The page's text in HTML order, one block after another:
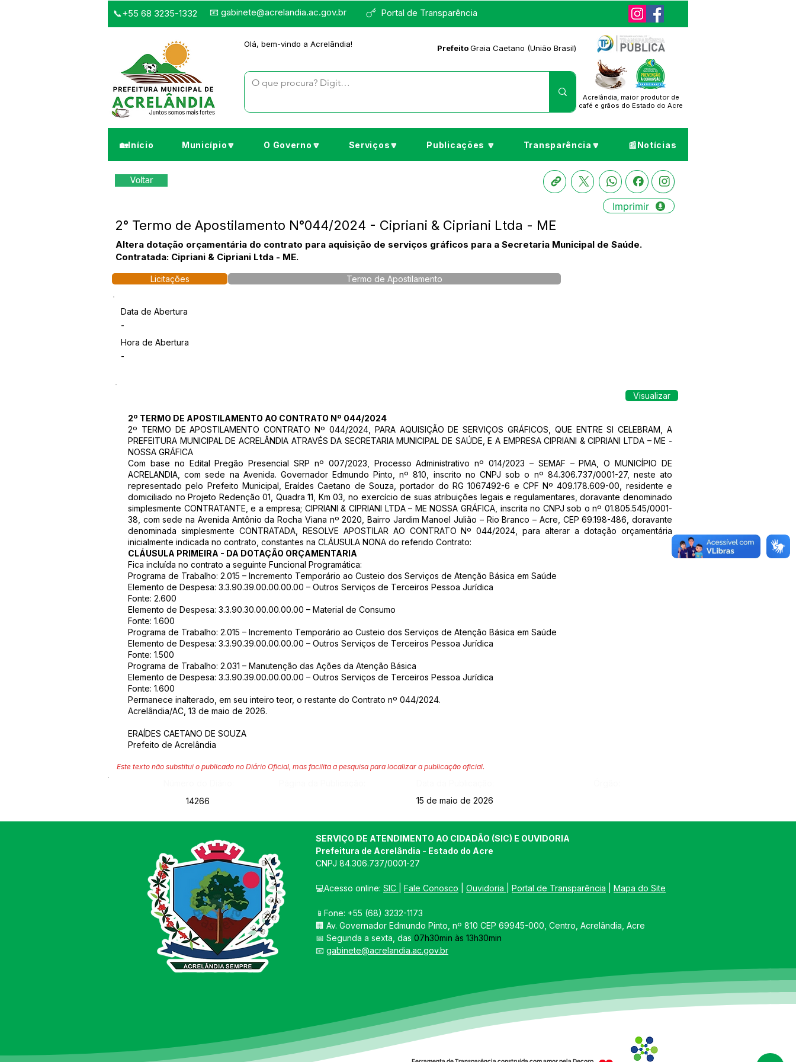
Portal de Transparência
📞+55 68 3235-1332 📧 gabinete@acrelandia.ac.gov.br
Olá, bem-vindo a Acrelândia! PrefeitoGraia Caetano (União Brasil)
Acrelândia, maior produtor de
café e grãos do Estado do Acre
🏡Início Município🔽 O Governo🔽 Serviços🔽 Publicações 🔽 Transparência🔽 📰Notícias
Voltar
Imprimir
2° Termo de Apostilamento N°044/2024 - Cipriani & Cipriani Ltda - ME
Altera dotação orçamentária do contrato para aquisição de serviços gráficos para a Secretaria Municipal de Saúde.
Contratada: Cipriani & Cipriani Ltda - ME.
Licitações Termo de Apostilamento
Data de Abertura
-
Hora de Abertura
-
Visualizar
2º TERMO DE APOSTILAMENTO AO CONTRATO Nº 044/2024
2º TERMO DE APOSTILAMENTO CONTRATO Nº 044/2024, PARA AQUISIÇÃO DE SERVIÇOS GRÁFICOS, QUE ENTRE SI CELEBRAM, A
PREFEITURA MUNICIPAL DE ACRELÂNDIA ATRAVÉS DA SECRETARIA MUNICIPAL DE SAÚDE, E A EMPRESA CIPRIANI & CIPRIANI LTDA – ME -
NOSSA GRÁFICA
Com base no Edital Pregão Presencial SRP nº 007/2023, Processo Administrativo nº 014/2023 – SEMAF – PMA, O MUNICÍPIO DE
ACRELANDIA, com sede na Avenida. Governador Edmundo Pinto, nº 810, inscrito no CNPJ sob o nº 84.306.737/0001-27, neste ato
representado pelo Prefeito Municipal, Eraídes Caetano de Souza, portador do RG 1067492-6 e CPF Nº 409.178.609-00, residente e
domiciliado no Projeto Redenção 01, Quadra 11, Km 03, no exercício de suas atribuições legais e regulamentares, doravante denominado
simplesmente CONTRATANTE, e a empresa; CIPRIANI & CIPRIANI LTDA – ME NOSSA GRÁFICA, inscrita no CNPJ sob o nº 01.805.545/0001-
38, com sede na Avenida Antônio da Rocha Viana nº 2020, Bairro Jardim Manoel Julião – Rio Branco – Acre, CEP 69.198-486, doravante
denominada simplesmente CONTRATADA, RESOLVE APOSTILAR AO CONTRATO Nº 044/2024, para alterar a dotação orçamentária
inicialmente indicada no contrato, constantes na CLÁUSULA NONA do referido Contrato:
CLÁUSULA PRIMEIRA - DA DOTAÇÃO ORÇAMENTARIA
Fica incluída no contrato a seguinte Funcional Programática:
Programa de Trabalho: 2.015 – Incremento Temporário ao Custeio dos Serviços de Atenção Básica em Saúde
Elemento de Despesa: 3.3.90.39.00.00.00.00 – Outros Serviços de Terceiros Pessoa Jurídica
Fonte: 2.600
Elemento de Despesa: 3.3.90.30.00.00.00.00 – Material de Consumo
Fonte: 1.600
Programa de Trabalho: 2.015 – Incremento Temporário ao Custeio dos Serviços de Atenção Básica em Saúde
Elemento de Despesa: 3.3.90.39.00.00.00.00 – Outros Serviços de Terceiros Pessoa Jurídica
Fonte: 1.500
Programa de Trabalho: 2.031 – Manutenção das Ações da Atenção Básica
Elemento de Despesa: 3.3.90.39.00.00.00.00 – Outros Serviços de Terceiros Pessoa Jurídica
Fonte: 1.600
Permanece inalterado, em seu inteiro teor, o restante do Contrato nº 044/2024.
Acrelândia/AC, 13 de maio de 2026.
ERAÍDES CAETANO DE SOUZA
Prefeito de Acrelândia
Este texto não substitui o publicado no Diário Oficial, mas facilita a pesquisa para localizar a publicação oficial.
14266
15 de maio de 2026
SERVIÇO DE ATENDIMENTO AO CIDADÃO (SIC) E OUVIDORIA
Prefeitura de Acrelândia - Estado do Acre
CNPJ 84.306.737/0001-27
💻Acesso online: SIC Fale Conosco Ouvidoria Portal de Transparência Mapa do Site
📱Fone: +55 (68) 3232-1173
🏢 Av. Governador Edmundo Pinto, nº 810 CEP 69945-000, Centro, Acrelândia, Acre
📅 Segunda a sexta, das 07h30min às 13h30min
📧 gabinete@acrelandia.ac.gov.br